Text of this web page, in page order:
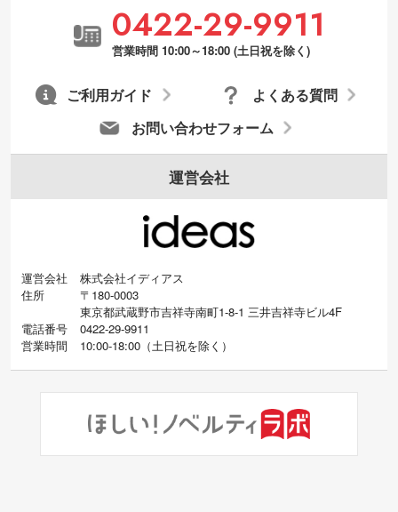
0422-29-9911
営業時間 10:00～18:00 (土日祝を除く)
お問い合わせフォーム
よくある質問
ご利用ガイド
運営会社
運営会社
株式会社イディアス
住所
〒180-0003
東京都武蔵野市吉祥寺南町1-8-1 三井吉祥寺ビル4F
電話番号
0422-29-9911
営業時間
10:00-18:00（土日祝を除く）